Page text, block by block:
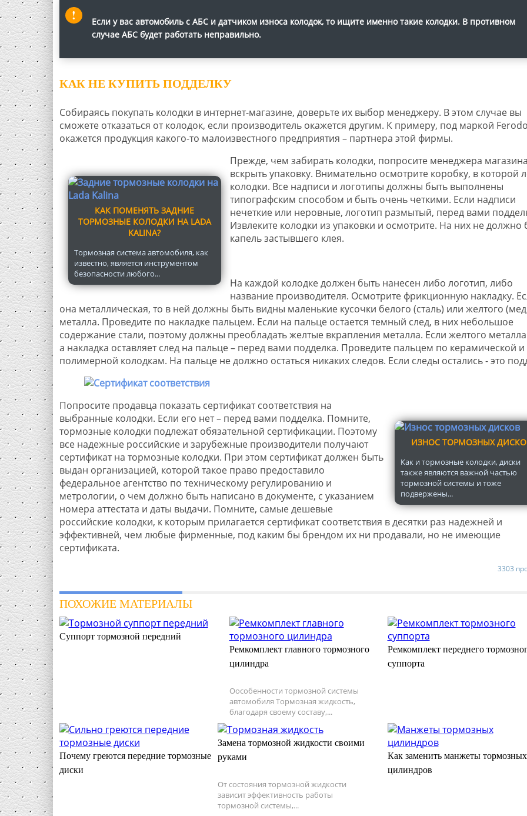
Если у вас автомобиль с АБС и датчиком износа колодок, то ищите именно такие колодки. В противном
случае АБС будет работать неправильно.
КАК НЕ КУПИТЬ ПОДДЕЛКУ
Собираясь покупать колодки в интернет-магазине, доверьте их выбор менеджеру. В этом случае вы
сможете отказаться от колодок, если производитель окажется другим. К примеру, под маркой
окажется продукция какого-то малоизвестного предприятия – партнера этой фирмы.
КАК ПОМЕНЯТЬ ЗАДНИЕ
ТОРМОЗНЫЕ КОЛОДКИ НА LADA
KALINA?
Тормозная система автомобиля, как
известно, является инструментом
безопасности любого...
Прежде, чем забирать колодки, попросите менеджера
вскрыть упаковку. Внимательно осмотрите коробку, в которой
колодки. Все надписи и логотипы должны быть выполнены
типографским способом и быть очень четкими. Если надписи
нечеткие или неровные, логотип размытый, перед вами
Извлеките колодки из упаковки и осмотрите. На них не должно
капель застывшего клея.
На каждой колодке должен быть нанесен либо логотип, либо
название производителя. Осмотрите фрикционную накладку.
она металлическая, то в ней должны быть видны маленькие кусочки белого (сталь) или желтого
металла. Проведите по накладке пальцем. Если на пальце остается темный след, в них небольшое
содержание стали, поэтому должны преобладать желтые вкрапления металла. Если желтого
а накладка оставляет след на пальце – перед вами подделка. Проведите пальцем по керамической и
полимерной колодкам. На пальце не должно остаться никаких следов. Если следы остались - это
ИЗНОС ТОРМОЗНЫХ
Как и тормозные колодки, диски
также являются важной частью
тормозной системы и тоже
подвержены...
Попросите продавца показать сертификат соответствия на
выбранные колодки. Если его нет – перед вами подделка. Помните,
тормозные колодки подлежат обязательной сертификации. Поэтому
все надежные российские и зарубежные производители получают
сертификат на тормозные колодки. При этом сертификат должен быть
выдан организацией, которой такое право предоставило
федеральное агентство по техническому регулированию и
метрологии, о чем должно быть написано в документе, с указанием
номера аттестата и даты выдачи. Помните, самые дешевые
российские колодки, к которым прилагается сертификат соответствия в десятки раз надежней и
эффективней, чем любые фирменные, под каким бы брендом их ни продавали, но не имеющие
сертификата.
3303
ПОХОЖИЕ МАТЕРИАЛЫ
Суппорт тормозной передний
Ремкомплект главного тормозного
цилиндра
Оособенности тормозной системы
автомобиля Тормозная жидкость,
благодаря своему составу,...
Ремкомплект переднего
суппорта
Почему греются передние тормозные
диски
Замена тормозной жидкости своими
руками
От состояния тормозной жидкости
зависит эффективность работы
тормозной системы,...
Как заменить манжеты тормозных
цилиндров